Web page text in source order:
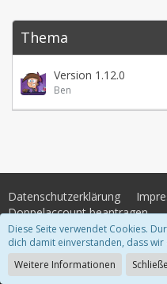
Thema
Version 1.12.0
Ben
Datenschutzerklärung
Doppelaccount beantragen
Community-
Diese Seite verwendet Cookies.
dich damit einverstanden, dass wir
Weitere Informationen